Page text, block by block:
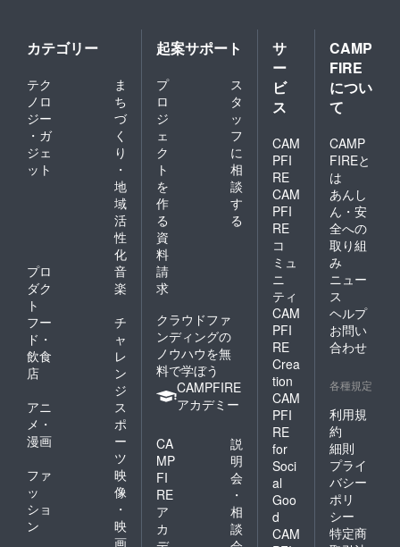
カテゴリー
テク
ノロ
ジー
・ガ
ジェ
ット
ま
ち
づ
く
り
・
地
域
活
性
化
プロ
ダク
ト
音
楽
フー
ド・
飲食
店
チ
ャ
レ
ン
ジ
アニ
メ・
漫画
ス
ポ
ー
ツ
ファ
ッ
ショ
ン
映
像
・
映
画
起案サポート
プ
ロ
ジ
ェ
ク
ト
を
作
る
ス
タ
ッ
フ
に
相
談
す
る
資
料
請
求
クラウドファ
ンディングの
ノウハウを無
料で学ぼう
CAMPFIRE
アカデミー
CA
MP
FI
RE
ア
カ
説
明
会
・
相
談
サ
ー
ビ
ス
CAM
PFI
RE
CAM
PFI
RE
コ
ミュ
ニ
ティ
CAM
PFI
RE
Crea
tion
CAM
PFI
RE
for
Soci
al
Goo
d
CAM
CAMP
FIRE
につい
て
CAMP
FIREと
は
あんし
ん・安
全への
取り組
み
ニュー
ス
ヘルプ
お問い
合わせ
各種規定
利用規
約
細則
プライ
バシー
ポリ
シー
特定商